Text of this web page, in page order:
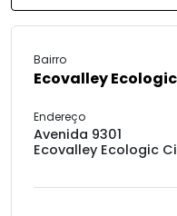
Bairro
Ecovalley
Endereço
Avenida 9301
Ecovalley Ecologic